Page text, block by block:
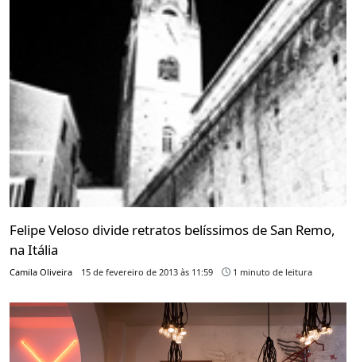
Felipe Veloso divide retratos belíssimos de San Remo,
na Itália
Camila Oliveira 15 de fevereiro de 2013 às 11:59 1 minuto de leitura